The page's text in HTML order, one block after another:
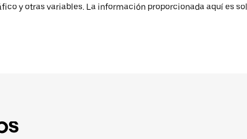
y otras variables. La información proporcionada aquí es